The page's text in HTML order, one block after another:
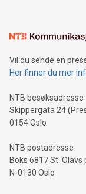
Vil du sende en
Her finner du mer
NTB besøksadresse
Skippergata 24
0154 Oslo
NTB postadresse
Boks 6817 St. Olavs
N-0130 Oslo